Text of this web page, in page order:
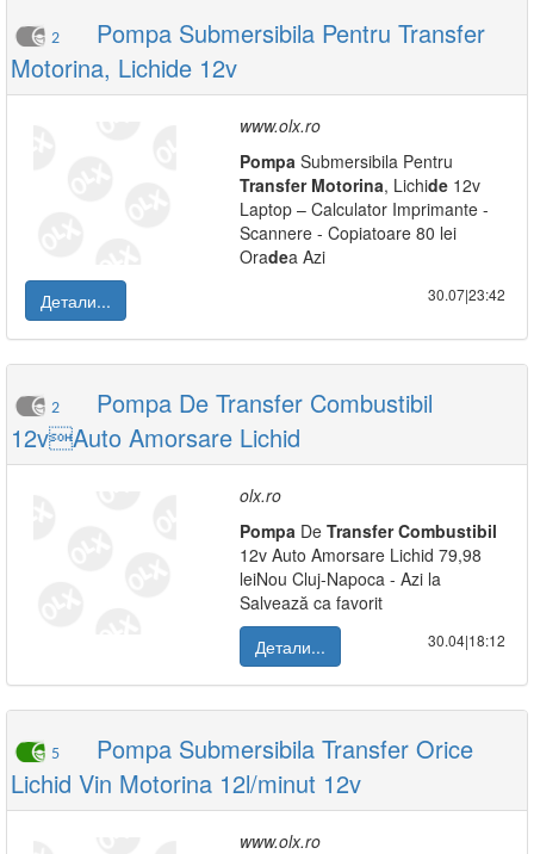
2
Pompa Submersibila Pentru Transfer
Motorina, Lichide 12v
www.olx.ro
Pompa Submersibila Pentru
Transfer Motorina, Lichide 12v
Laptop – Calculator Imprimante -
Scannere - Copiatoare 80 lei
Oradea Azi
Детали...
30.07|23:42
2
Pompa De Transfer Combustibil
12vAuto Amorsare Lichid
olx.ro
Pompa De Transfer Combustibil
12v Auto Amorsare Lichid 79,98
leiNou Cluj-Napoca - Azi la
Salvează ca favorit
Детали...
30.04|18:12
5
Pompa Submersibila Transfer Orice
Lichid Vin Motorina 12l/minut 12v
www.olx.ro